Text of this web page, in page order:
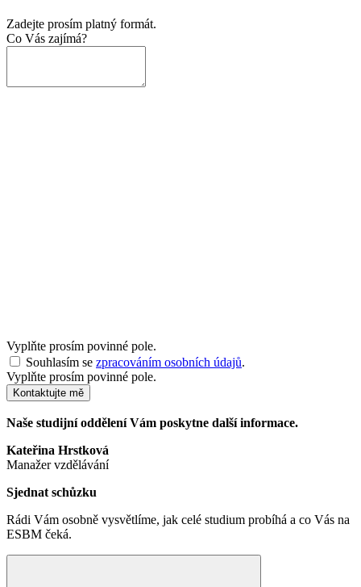
Zadejte prosím platný formát.
Co Vás zajímá?
Vyplňte prosím povinné pole.
Souhlasím se zpracováním osobních údajů.
Vyplňte prosím povinné pole.
Kontaktujte mě
Naše studijní oddělení Vám poskytne další informace.
Kateřina Hrstková
Manažer vzdělávání
Sjednat schůzku
Rádi Vám osobně vysvětlíme, jak celé studium probíhá a co Vás na
ESBM čeká.